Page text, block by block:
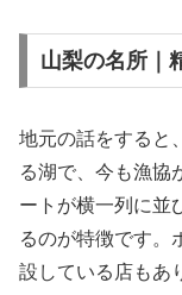
山梨の名所｜
地元の話をすると、
る湖で、今も漁協
ートが横一列に並
るのが特徴です。
設している店もあ